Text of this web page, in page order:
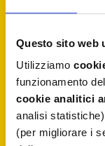
Questo sito web
Utilizziamo
funzionamento
cookie analitici
analisi
(per migliorare i
seborroica
notare un
arrossamento
capelluto ad
Nizoral
forfora, ma
eliminandolo.